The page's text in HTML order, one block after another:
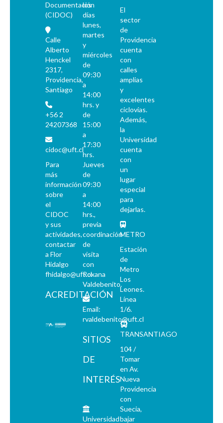
Documentación
(CIDOC)
Calle
Alberto
Henckel
2317,
Providencia,
Santiago
+56 2
24207368
cidoc@uft.cl
Para
más
información
sobre
el
CIDOC
y sus
actividades,
contactar
a Flor
Hidalgo
fhidalgo@uft.cl
ACREDITACIÓN
los
días
lunes,
martes
y
miércoles
de
09:30
a
14:00
hrs. y
de
15:00
a
17:30
hrs.
Jueves
de
09:30
a
14:00
hrs.,
previa
coordinación
de
visita
con
Roxana
Valdebenito.
Email:
rvaldebenito@uft.cl
SITIOS
DE
INTERÉS
Universidad
El
sector
de
Providencia
cuenta
con
calles
amplias
y
excelentes
ciclovías.
Además,
la
Universidad
cuenta
con
un
lugar
especial
para
dejarlas.
METRO
Estación
de
Metro
Los
Leones.
Línea
1/6.
TRANSANTIAGO
104 /
Tomar
en Av.
Nueva
Providencia
con
Suecia,
bajar